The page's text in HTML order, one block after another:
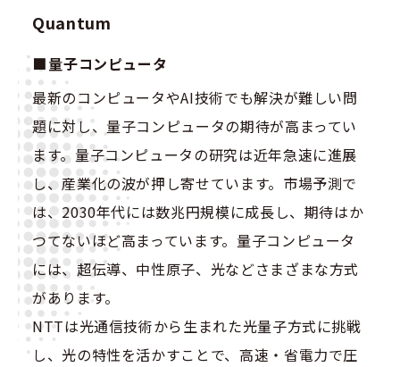
Quantum
量子コンピュータ
最新のコンピュータやAI技術でも解決が難しい問
題に対し、量子コンピュータの期待が高まってい
ます。量子コンピュータの研究は近年急速に進展
し、産業化の波が押し寄せています。市場予測で
は、2030年代には数兆円規模に成長し、期待はか
つてないほど高まっています。量子コンピュータ
には、超伝導、中性原子、光などさまざまな方式
があります。
NTTは光通信技術から生まれた光量子方式に挑戦
し、光の特性を活かすことで、高速・省電力で圧